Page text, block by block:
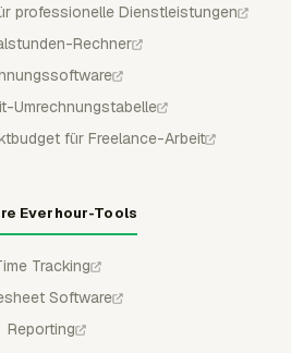
professionelle Dienstleistungen
Rechner
Umrechnungstabelle
für Freelance-Arbeit
Everhour-Tools
Tracking
Software
Reporting